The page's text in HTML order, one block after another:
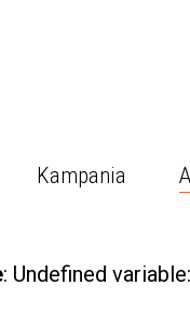
Kampania
: Undefined